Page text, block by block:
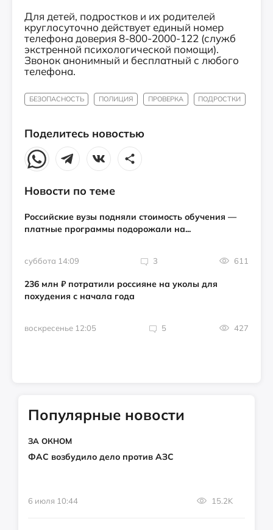
Для детей, подростков и их родителей
круглосуточно действует единый номер
телефона доверия 8-800-2000-122 (служб
экстренной психологической помощи).
Звонок анонимный и бесплатный с любого
телефона.
БЕЗОПАСНОСТЬ ПОЛИЦИЯ ПРОВЕРКА ПОДРОСТКИ
Поделитесь новостью
Новости по теме
Российские вузы подняли стоимость обучения —
платные программы подорожали на...
суббота 14:09 3 611
236 млн ₽ потратили россияне на уколы для
похудения с начала года
воскресенье 12:05 5 427
Популярные новости
ЗА ОКНОМ
ФАС возбудило дело против АЗС
6 июля 10:44 15.2K